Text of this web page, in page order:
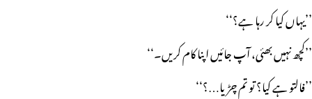
’’یہاں کیا کر رہا ہے؟‘‘
’’کچھ نہیں بھئی، آپ جائیں اپنا کام کریں۔‘‘
’’فالتو ہے کیا؟ تو تم چڑیا…؟‘‘